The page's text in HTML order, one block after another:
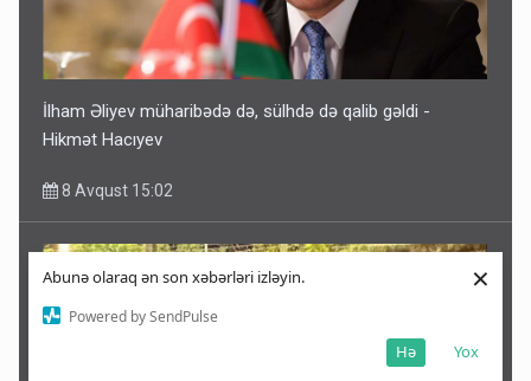
Abunə olaraq ən son xəbərləri izləyin.
Powered by SendPulse
Yox
Hə
×
İlham Əliyev müharibədə də, sülhdə də qalib gəldi -
Hikmət Hacıyev
8 Avqust 15:02